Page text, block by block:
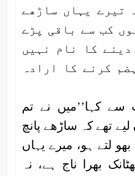
تیرے یہاں ساڑھے
کب سے باقی پڑے
دینے کا نام نہیں
کرنے کا ارادہ
سے کہا’’میں نے تم
تھے کہ ساڑھے پانچ
لتے ہو، میرے یہاں
بھرا ناج ہے، نہ